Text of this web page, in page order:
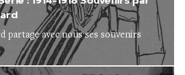
partage avec nous ses souvenirs